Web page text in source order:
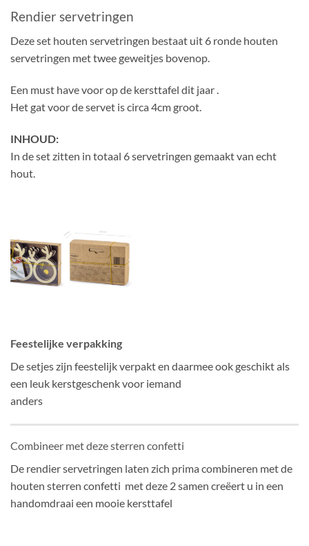
Rendier servetringen
Deze set houten servetringen bestaat uit 6 ronde houten
servetringen met twee geweitjes bovenop.
Een must have voor op de kersttafel dit jaar .
Het gat voor de servet is circa 4cm groot.
INHOUD:
In de set zitten in totaal 6 servetringen gemaakt van echt
hout.
Feestelijke verpakking
De setjes zijn feestelijk verpakt en daarmee ook geschikt als
een leuk kerstgeschenk voor iemand
anders
Combineer met deze sterren confetti
De rendier servetringen laten zich prima combineren met de
houten sterren confetti met deze 2 samen creëert u in een
handomdraai een mooie kersttafel